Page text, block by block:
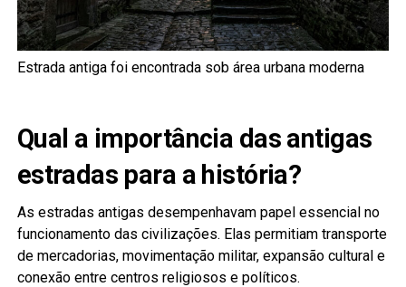
Estrada antiga foi encontrada sob área urbana moderna
Qual a importância das antigas
estradas para a história?
As estradas antigas desempenhavam papel essencial no
funcionamento das civilizações. Elas permitiam transporte
de mercadorias, movimentação militar, expansão cultural e
conexão entre centros religiosos e políticos.